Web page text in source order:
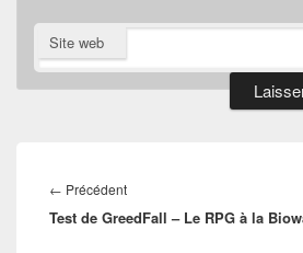
Site web
de
l’article
← PrécédentArticle
précédent :
Test de GreedFall – Le RPG à la